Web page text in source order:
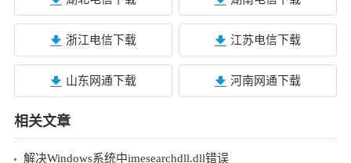
浙江电信下载 江苏电信下载
山东网通下载 河南网通下载
相关文章
解决Windows系统中imesearchdll.dll错误